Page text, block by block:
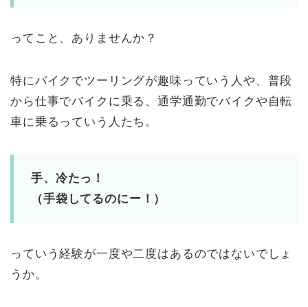
ってこと、ありませんか？
特にバイクでツーリングが趣味っていう人や、普段
から仕事でバイクに乗る、通学通勤でバイクや自転
車に乗るっていう人たち。
手、冷たっ！
（手袋してるのにー！）
っていう経験が一度や二度はあるのではないでしょ
うか。